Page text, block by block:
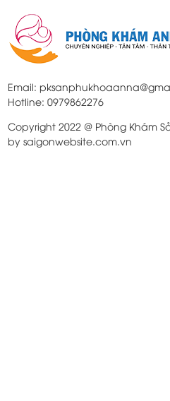
Email:
Hotline: 0979862276
Copyright 2022 @ Phòng Khám
by saigonwebsite.com.vn